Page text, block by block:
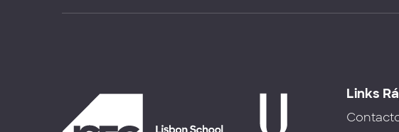
Links